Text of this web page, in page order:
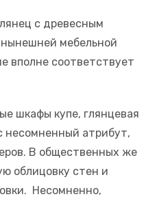
с древесным
мебельной
вполне соответствует
шкафы купе, глянцевая
несомненный атрибут,
В общественных же
облицовку стен и
Несомненно,